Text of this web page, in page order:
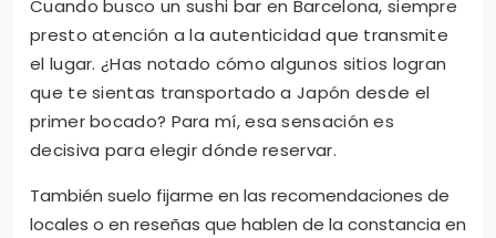
Cuando busco un sushi bar en Barcelona, siempre
presto atención a la autenticidad que transmite
el lugar. ¿Has notado cómo algunos sitios logran
que te sientas transportado a Japón desde el
primer bocado? Para mí, esa sensación es
decisiva para elegir dónde reservar.
También suelo fijarme en las recomendaciones de
locales o en reseñas que hablen de la constancia en